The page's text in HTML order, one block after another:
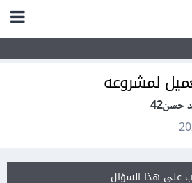
لمشروعه
على هذا السؤال